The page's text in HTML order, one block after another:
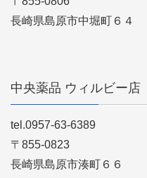
長崎県島原市中堀町６４
中央薬品 ウィルビー店
tel.0957-63-6389
〒855-0823
長崎県島原市湊町６６